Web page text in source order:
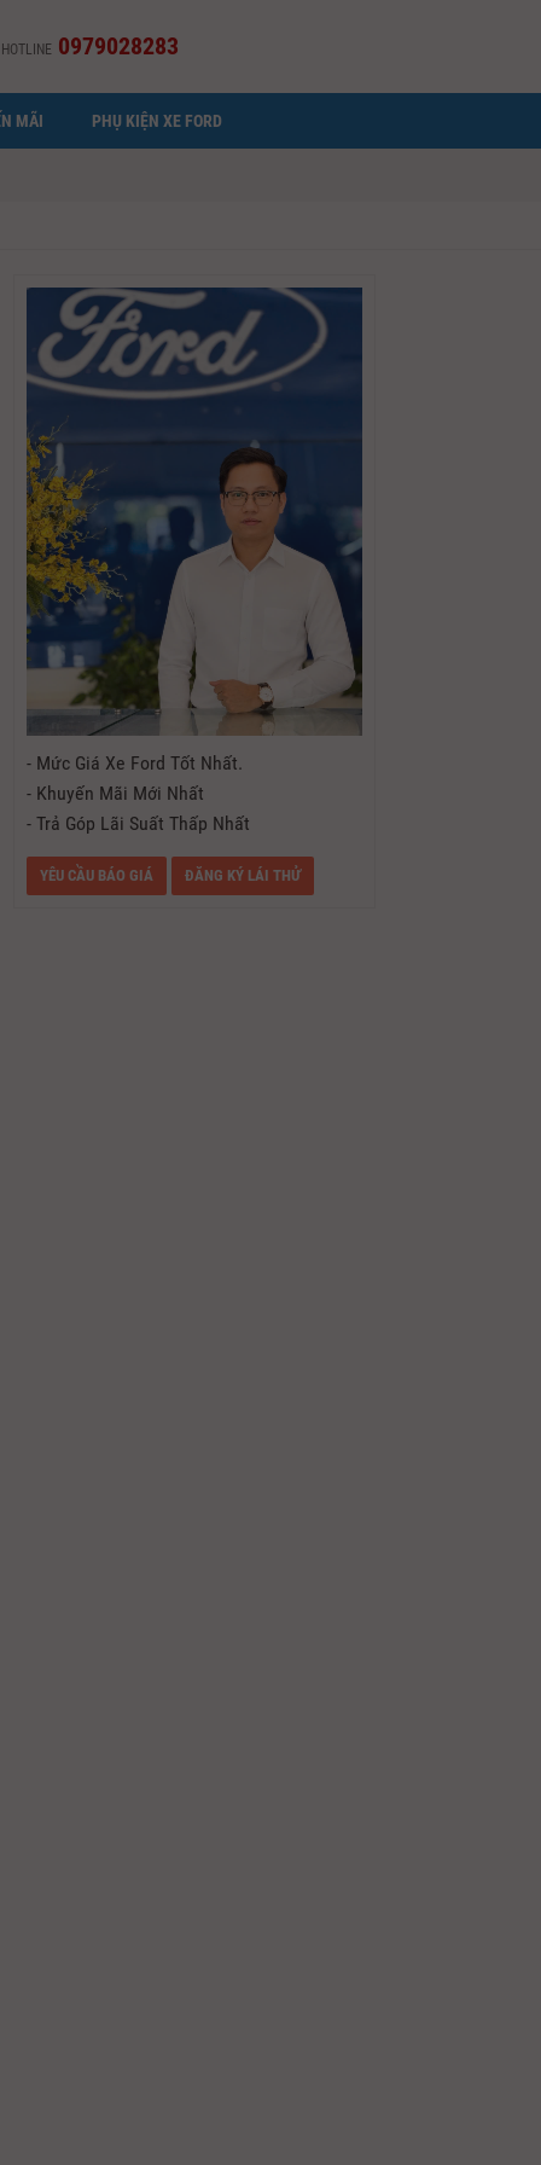
HOTLINE 0979028283
MÃI PHỤ KIỆN XE FORD
- Mức Giá Xe Ford Tốt Nhất.
- Khuyến Mãi Mới Nhất
- Trả Góp Lãi Suất Thấp Nhất
YÊU CẦU BÁO GIÁ ĐĂNG KÝ LÁI THỬ